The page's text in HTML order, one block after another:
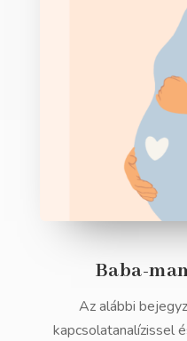
Baba-
Az alábbi
kapcsolatanalízissel